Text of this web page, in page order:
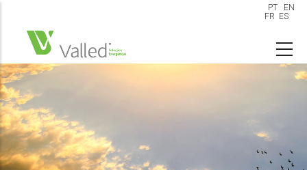
contenido
principal
PT
EN
FR ES
NAVIGATION